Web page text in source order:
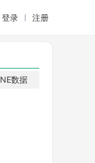
登录 注册
NE数据